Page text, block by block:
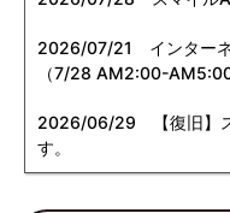
2026/07/21
インター
（7/28 AM2:00-AM5:00
2026/06/29 【復旧】
す。